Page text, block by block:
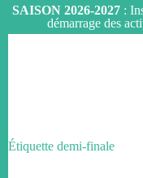
SAISON 2026-2027 :
démarrage des
Étiquette demi-finale